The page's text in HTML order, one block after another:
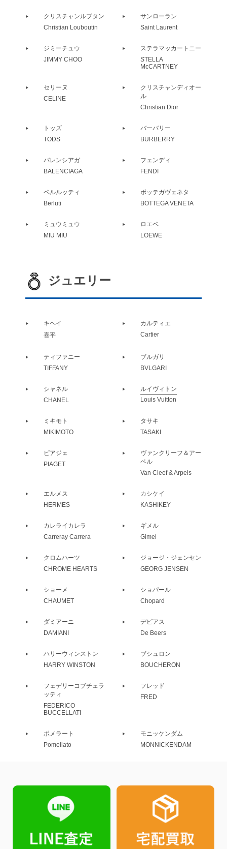
クリスチャンルブタン
Christian Louboutin
サンローラン
Saint Laurent
ジミーチュウ
JIMMY CHOO
ステラマッカートニー
STELLA
McCARTNEY
セリーヌ
CELINE
クリスチャンディオー
ル
Christian Dior
トッズ
TODS
バーバリー
BURBERRY
バレンシアガ
BALENCIAGA
フェンディ
FENDI
ベルルッティ
Berluti
ボッテガヴェネタ
BOTTEGA VENETA
ミュウミュウ
MIU MIU
ロエベ
LOEWE
ジュエリー
キヘイ
喜平
カルティエ
Cartier
ティファニー
TIFFANY
ブルガリ
BVLGARI
シャネル
CHANEL
ルイヴィトン
Louis Vuitton
ミキモト
MIKIMOTO
タサキ
TASAKI
ピアジェ
PIAGET
ヴァンクリーフ＆アー
ペル
Van Cleef & Arpels
エルメス
HERMES
カシケイ
KASHIKEY
カレライカレラ
Carreray Carrera
ギメル
Gimel
クロムハーツ
CHROME HEARTS
ジョージ・ジェンセン
GEORG JENSEN
ショーメ
CHAUMET
ショパール
Chopard
ダミアーニ
DAMIANI
デビアス
De Beers
ハリーウィンストン
HARRY WINSTON
ブシュロン
BOUCHERON
フェデリーコブチェラ
ッティ
FEDERICO
BUCCELLATI
フレッド
FRED
ポメラート
Pomellato
モニッケンダム
MONNICKENDAM